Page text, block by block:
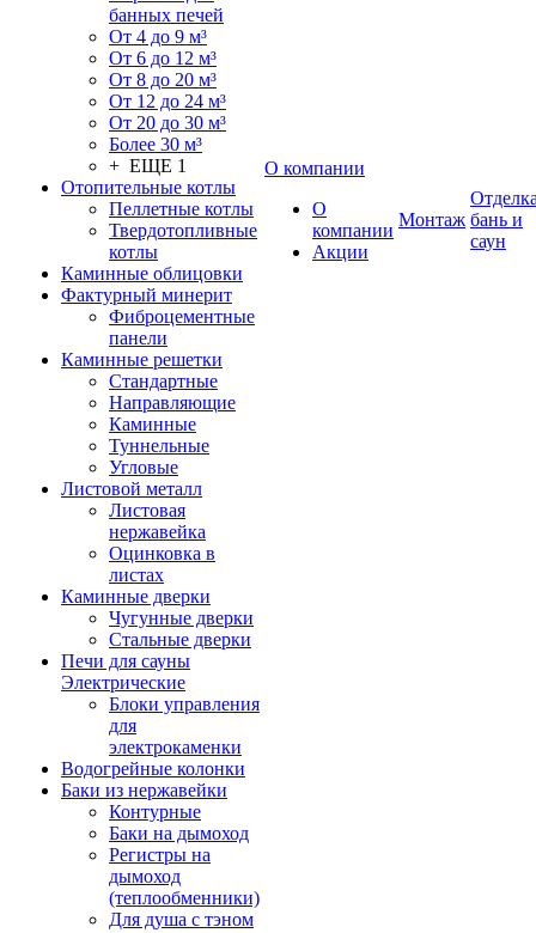
банных печей
От 4 до 9 м³
От 6 до 12 м³
От 8 до 20 м³
От 12 до 24 м³
От 20 до 30 м³
Более 30 м³
+ ЕЩЕ 1
Отопительные котлы
Пеллетные котлы
Твердотопливные
котлы
Каминные облицовки
Фактурный минерит
Фиброцементные
панели
Каминные решетки
Стандартные
Направляющие
Каминные
Туннельные
Угловые
Листовой металл
Листовая
нержавейка
Оцинковка в
листах
Каминные дверки
Чугунные дверки
Стальные дверки
Печи для сауны
Электрические
Блоки управления
для
электрокаменки
Водогрейные колонки
Баки из нержавейки
Контурные
Баки на дымоход
Регистры на
дымоход
(теплообменники)
Для душа с тэном
О компании
О
компании
Акции
Монтаж бань и
саун